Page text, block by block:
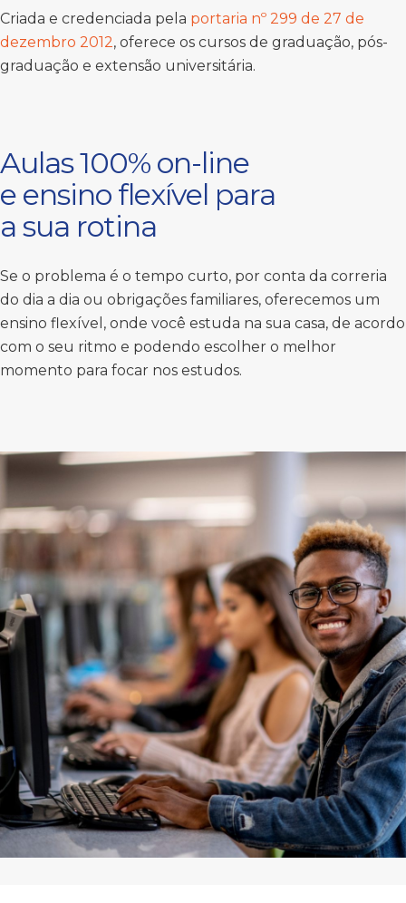
Criada e credenciada pela portaria nº 299 de 27 de
dezembro 2012, oferece os cursos de graduação, pós-
graduação e extensão universitária.
Aulas 100% on-line
e ensino flexível para
a sua rotina
Se o problema é o tempo curto, por conta da correria
do dia a dia ou obrigações familiares, oferecemos um
ensino flexível, onde você estuda na sua casa, de acordo
com o seu ritmo e podendo escolher o melhor
momento para focar nos estudos.